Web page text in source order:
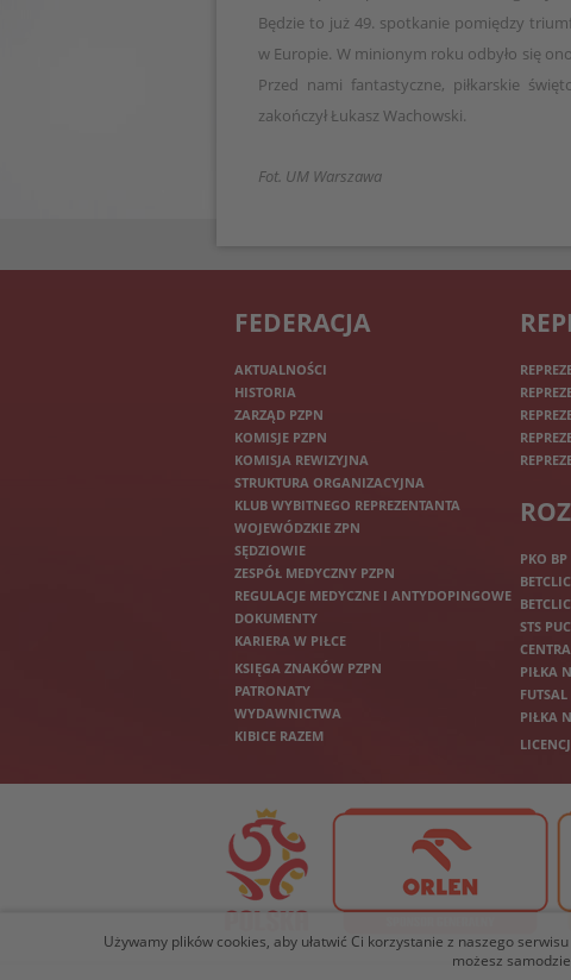
Będzie to już 49. spotkanie pomiędzy
w Europie. W minionym roku odbyło się
Przed nami fantastyczne, piłkarskie
zakończył Łukasz Wachowski.
Fot. UM Warszawa
FEDERACJA
AKTUALNOŚCI
HISTORIA
ZARZĄD PZPN
KOMISJE PZPN
KOMISJA REWIZYJNA
STRUKTURA ORGANIZACYJNA
KLUB WYBITNEGO REPREZENTANTA
WOJEWÓDZKIE ZPN
SĘDZIOWIE
ZESPÓŁ MEDYCZNY PZPN
REGULACJE MEDYCZNE I ANTYDOPINGOWE
DOKUMENTY
KARIERA W PIŁCE
KSIĘGA ZNAKÓW PZPN
PATRONATY
WYDAWNICTWA
KIBICE RAZEM
PKO BP
STS
PIŁKA
FUTSAL
PIŁKA
Używamy plików cookies, aby ułatwić Ci korzystanie z naszego
możesz